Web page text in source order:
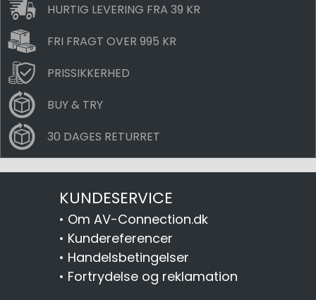
HURTIG LEVERING FRA 39 KR
FRI FRAGT OVER 995 KR
PRISSIKKERHED
BUY & TRY
30 DAGES RETURRET
KUNDESERVICE
• Om AV-Connection.dk
• Kundereferencer
• Handelsbetingelser
• Fortrydelse og reklamation